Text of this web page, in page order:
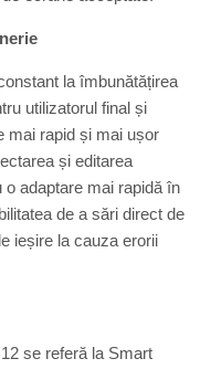
la îmbunătățirea
utilizatorul final și
mai rapid și mai ușor
și editarea
o adaptare mai rapidă în
de a sări direct de
ieșire la cauza erorii
se referă la Smart